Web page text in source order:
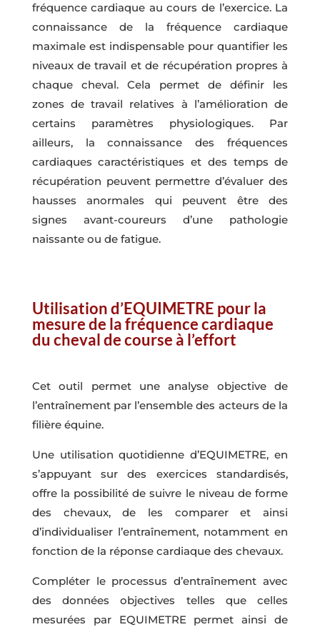
fréquence cardiaque au cours de l’exercice. La
connaissance de la fréquence cardiaque
maximale est indispensable pour quantifier les
niveaux de travail et de récupération propres à
chaque cheval. Cela permet de définir les
zones de travail relatives à l’amélioration de
certains paramètres physiologiques. Par
ailleurs, la connaissance des fréquences
cardiaques caractéristiques et des temps de
récupération peuvent permettre d’évaluer des
hausses anormales qui peuvent être des
signes avant-coureurs d’une pathologie
naissante ou de fatigue.
Utilisation d’EQUIMETRE pour la
mesure de la fréquence cardiaque
du cheval de course à l’effort
Cet outil permet une analyse objective de
l’entraînement par l’ensemble des acteurs de la
filière équine.
Une utilisation quotidienne d’EQUIMETRE, en
s’appuyant sur des exercices standardisés,
offre la possibilité de suivre le niveau de forme
des chevaux, de les comparer et ainsi
d’individualiser l’entraînement, notamment en
fonction de la réponse cardiaque des chevaux.
Compléter le processus d’entraînement avec
des données objectives telles que celles
mesurées par EQUIMETRE permet ainsi de